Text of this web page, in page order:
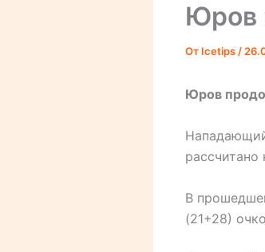
Юров
От Icetips /
Юров
В
(21+28)